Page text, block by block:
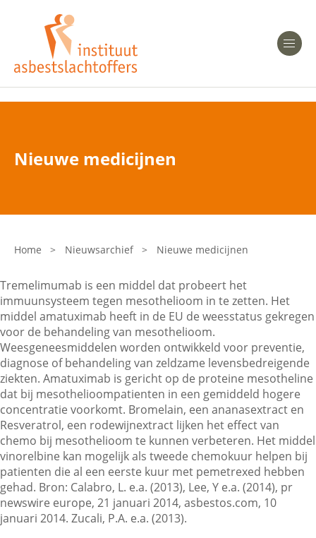
Heeft u Mesothelioom?
Heeft u Asbestose?
Bent u arts?
Asbest en Gezondheid
Laatste nieuws
Veelgestelde vragen
Contactgegevens
Zoeken
Nieuwe medicijnen
Home > Nieuwsarchief > Nieuwe medicijnen
Tremelimumab is een middel dat probeert het
immuunsysteem tegen mesothelioom in te zetten. Het
middel amatuximab heeft in de EU de weesstatus gekregen
voor de behandeling van mesothelioom.
Weesgeneesmiddelen worden ontwikkeld voor preventie,
diagnose of behandeling van zeldzame levensbedreigende
ziekten. Amatuximab is gericht op de proteine mesotheline
dat bij mesothelioompatienten in een gemiddeld hogere
concentratie voorkomt. Bromelain, een ananasextract en
Resveratrol, een rodewijnextract lijken het effect van
chemo bij mesothelioom te kunnen verbeteren. Het middel
vinorelbine kan mogelijk als tweede chemokuur helpen bij
patienten die al een eerste kuur met pemetrexed hebben
gehad. Bron: Calabro, L. e.a. (2013), Lee, Y e.a. (2014), pr
newswire europe, 21 januari 2014, asbestos.com, 10
januari 2014. Zucali, P.A. e.a. (2013).